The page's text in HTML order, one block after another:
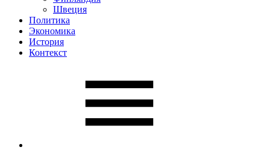
Швеция
Политика
Экономика
История
Контекст